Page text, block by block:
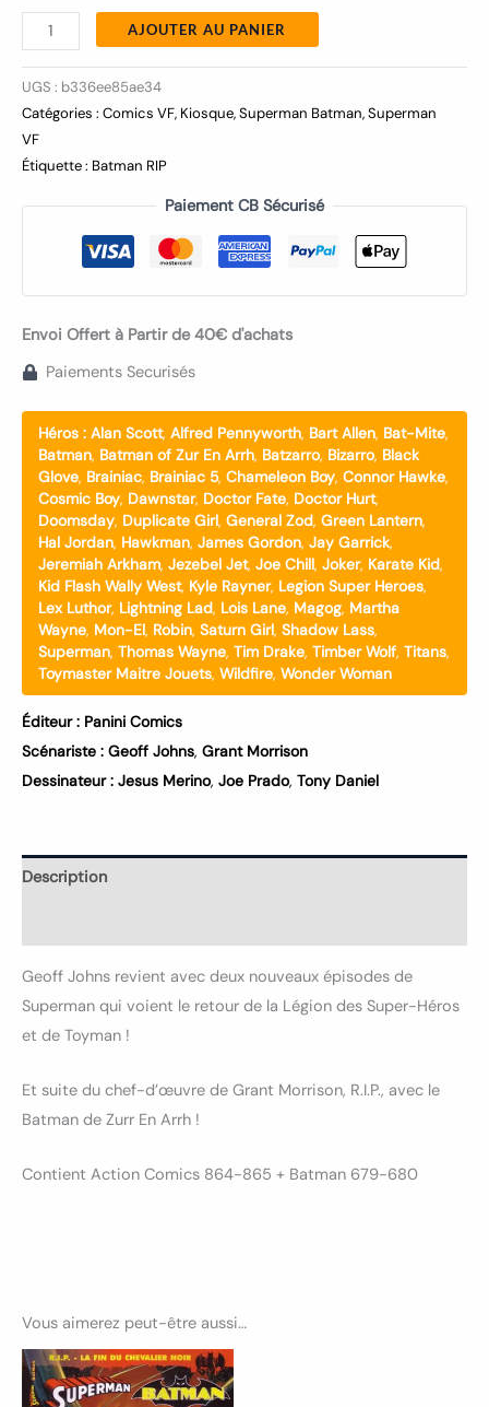
AJOUTER AU PANIER
UGS : b336ee85ae34
Catégories : Comics VF, Kiosque,Superman Batman,Superman
VF
Étiquette : Batman RIP
Paiement CB Sécurisé
Envoi Offert à Partir de 40€ d'achats
Paiements Securisés
Héros : Alan Scott, Alfred Pennyworth, Bart Allen, Bat-Mite,
Batman, Batman of Zur En Arrh, Batzarro, Bizarro, Black
Glove, Brainiac, Brainiac 5, Chameleon Boy, Connor Hawke,
Cosmic Boy, Dawnstar, Doctor Fate, Doctor Hurt,
Doomsday, Duplicate Girl, General Zod, Green Lantern,
Hal Jordan, Hawkman, James Gordon, Jay Garrick,
Jeremiah Arkham, Jezebel Jet, Joe Chill, Joker, Karate Kid,
Kid Flash Wally West, Kyle Rayner, Legion Super Heroes,
Lex Luthor, Lightning Lad, Lois Lane, Magog, Martha
Wayne, Mon-El, Robin, Saturn Girl, Shadow Lass,
Superman, Thomas Wayne, Tim Drake, Timber Wolf, Titans,
Toymaster Maitre Jouets, Wildfire, Wonder Woman
Éditeur : Panini Comics
Scénariste : Geoff Johns, Grant Morrison
Dessinateur : Jesus Merino, Joe Prado, Tony Daniel
Description
Geoff Johns revient avec deux nouveaux épisodes de
Superman qui voient le retour de la Légion des Super-Héros
et de Toyman !
Et suite du chef-d’œuvre de Grant Morrison, R.I.P., avec le
Batman de Zurr En Arrh !
Contient Action Comics 864-865 + Batman 679-680
Vous aimerez peut-être aussi…